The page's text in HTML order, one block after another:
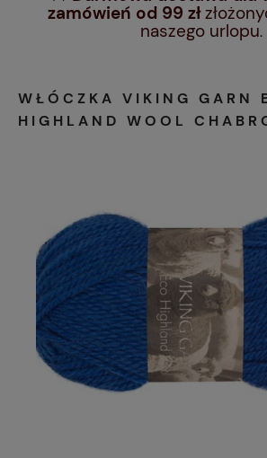
zamówień od 99 zł
naszego urlopu.
WŁÓCZKA VIKING GARN
HIGHLAND WOOL